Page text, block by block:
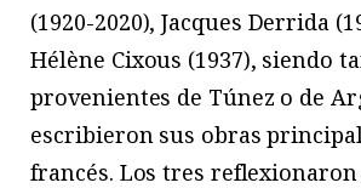
(1920-2020), Jacques Derrida
Hélène Cixous (1937), siendo
provenientes de Túnez o de
escribieron sus obras
francés. Los tres